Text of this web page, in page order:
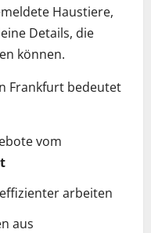
Haustiere,
Details, die
können.
Frankfurt bedeutet
vom
arbeiten
aus